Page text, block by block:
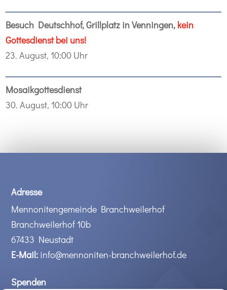
Besuch Deutschhof, Grillplatz in Venningen, kein
Gottesdienst bei uns!
23. August, 10:00 Uhr
Mosaikgottesdienst
30. August, 10:00 Uhr
Adresse
Mennonitengemeinde Branchweilerhof
Branchweilerhof 10b
67433 Neustadt
E-Mail: info@mennoniten-branchweilerhof.de
Spenden